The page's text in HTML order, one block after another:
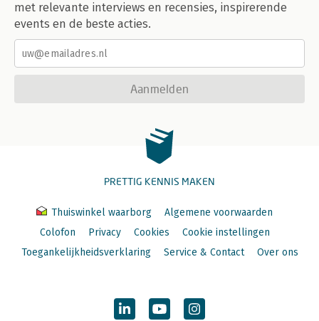
met relevante interviews en recensies, inspirerende
events en de beste acties.
Aanmelden
PRETTIG KENNIS MAKEN
Thuiswinkel waarborg
Algemene voorwaarden
Colofon
Privacy Cookies
Cookie instellingen
Toegankelijkheidsverklaring
Service & Contact Over ons